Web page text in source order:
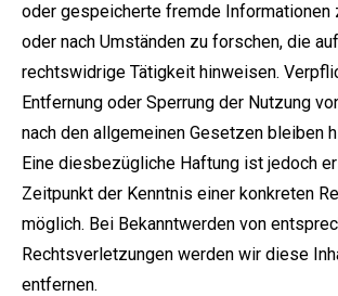
oder gespeicherte fremde Informationen
oder nach Umständen zu forschen, die
rechtswidrige Tätigkeit hinweisen.
Entfernung oder Sperrung der Nutzung
nach den allgemeinen Gesetzen bleiben
Eine diesbezügliche Haftung ist jedoch
Zeitpunkt der Kenntnis einer konkreten
möglich. Bei Bekanntwerden von
Rechtsverletzungen werden wir diese
entfernen.